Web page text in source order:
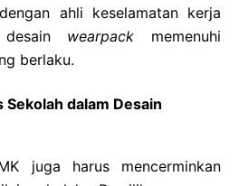
ahli keselamatan kerja
desain wearpack memenuhi
berlaku.
dalam Desain
juga harus mencerminkan